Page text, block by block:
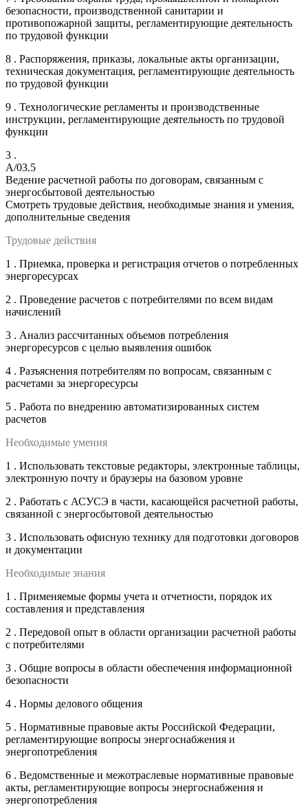
безопасности, производственной санитарии и
противопожарной защиты, регламентирующие деятельность
по трудовой функции
8 . Распоряжения, приказы, локальные акты организации,
техническая документация, регламентирующие деятельность
по трудовой функции
9 . Технологические регламенты и производственные
инструкции, регламентирующие деятельность по трудовой
функции
3 .
A/03.5
Ведение расчетной работы по договорам, связанным с
энергосбытовой деятельностью
Смотреть трудовые действия, необходимые знания и умения,
дополнительные сведения
Трудовые действия
1 . Приемка, проверка и регистрация отчетов о потребленных
энергоресурсах
2 . Проведение расчетов с потребителями по всем видам
начислений
3 . Анализ рассчитанных объемов потребления
энергоресурсов с целью выявления ошибок
4 . Разъяснения потребителям по вопросам, связанным с
расчетами за энергоресурсы
5 . Работа по внедрению автоматизированных систем
расчетов
Необходимые умения
1 . Использовать текстовые редакторы, электронные таблицы,
электронную почту и браузеры на базовом уровне
2 . Работать с АСУСЭ в части, касающейся расчетной работы,
связанной с энергосбытовой деятельностью
3 . Использовать офисную технику для подготовки договоров
и документации
Необходимые знания
1 . Применяемые формы учета и отчетности, порядок их
составления и представления
2 . Передовой опыт в области организации расчетной работы
с потребителями
3 . Общие вопросы в области обеспечения информационной
безопасности
4 . Нормы делового общения
5 . Нормативные правовые акты Российской Федерации,
регламентирующие вопросы энергоснабжения и
энергопотребления
6 . Ведомственные и межотраслевые нормативные правовые
акты, регламентирующие вопросы энергоснабжения и
энергопотребления